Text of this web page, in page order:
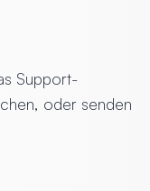
Support-
oder senden